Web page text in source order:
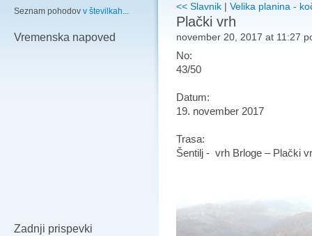
Seznam pohodov v številkah...
Vremenska napoved
Zadnji prispevki
<< Slavnik | Velika planina -
Plački vrh
november 20, 2017 at 11:27
No:
43/50
Datum:
19. november 2017
Trasa:
Šentilj - vrh Brloge – Plački